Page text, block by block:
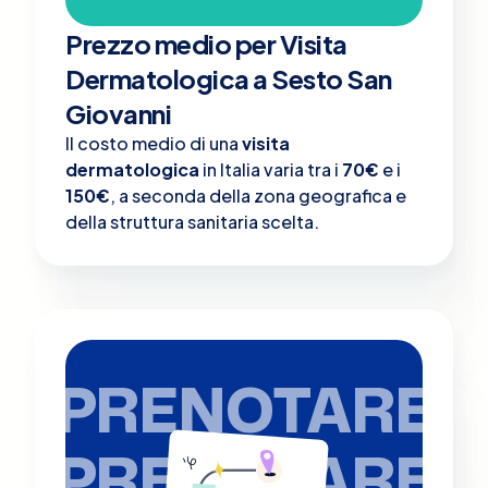
Prezzo medio per Visita
Dermatologica a Sesto San
Giovanni
Il costo medio di unavisita
dermatologica in Italia varia tra i 70€ e i
150€, a seconda della zona geografica e
della struttura sanitaria scelta.
PRENOTARE